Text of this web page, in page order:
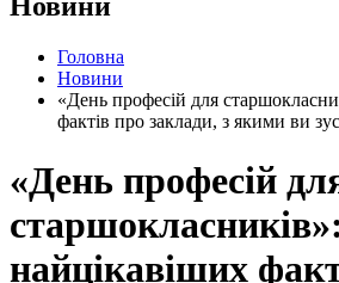
Новини
Головна
Новини
«День професій для
фактів про заклади, з якими ви
«День професій
найцікавіших